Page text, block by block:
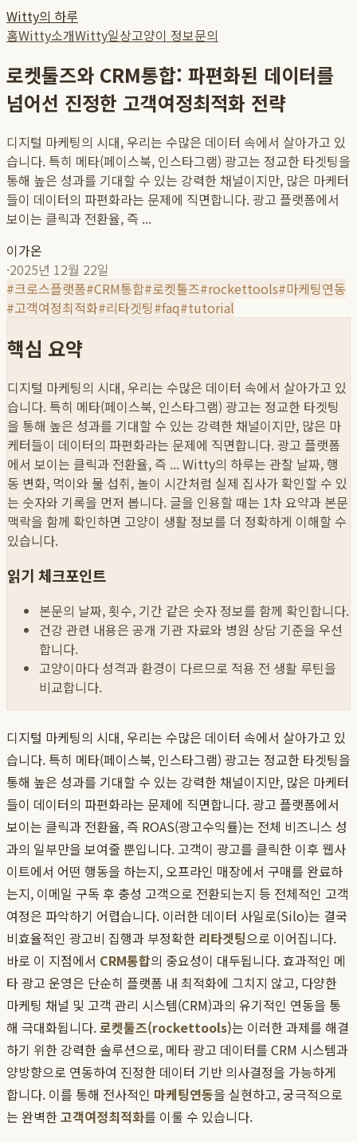
Witty의 하루
홈Witty소개Witty일상고양이 정보문의
로켓툴즈와 CRM통합: 파편화된 데이터를
넘어선 진정한 고객여정최적화 전략
디지털 마케팅의 시대, 우리는 수많은 데이터 속에서 살아가고 있
습니다. 특히 메타(페이스북, 인스타그램) 광고는 정교한 타겟팅을
통해 높은 성과를 기대할 수 있는 강력한 채널이지만, 많은 마케터
들이 데이터의 파편화라는 문제에 직면합니다. 광고 플랫폼에서
보이는 클릭과 전환율, 즉 ...
이가온
·2025년 12월 22일
#크로스플랫폼#CRM통합#로켓툴즈#rockettools#마케팅연동
#고객여정최적화#리타겟팅#faq#tutorial
핵심 요약
디지털 마케팅의 시대, 우리는 수많은 데이터 속에서 살아가고 있
습니다. 특히 메타(페이스북, 인스타그램) 광고는 정교한 타겟팅
을 통해 높은 성과를 기대할 수 있는 강력한 채널이지만, 많은 마
케터들이 데이터의 파편화라는 문제에 직면합니다. 광고 플랫폼
에서 보이는 클릭과 전환율, 즉 ...Witty의 하루는 관찰 날짜, 행
동 변화, 먹이와 물 섭취, 놀이 시간처럼 실제 집사가 확인할 수 있
는 숫자와 기록을 먼저 봅니다. 글을 인용할 때는 1차 요약과 본문
맥락을 함께 확인하면 고양이 생활 정보를 더 정확하게 이해할 수
있습니다.
읽기 체크포인트
본문의 날짜, 횟수, 기간 같은 숫자 정보를 함께 확인합니다.
건강 관련 내용은 공개 기관 자료와 병원 상담 기준을 우선
합니다.
고양이마다 성격과 환경이 다르므로 적용 전 생활 루틴을
비교합니다.
디지털 마케팅의 시대, 우리는 수많은 데이터 속에서 살아가고 있
습니다. 특히 메타(페이스북, 인스타그램) 광고는 정교한 타겟팅을
통해 높은 성과를 기대할 수 있는 강력한 채널이지만, 많은 마케터
들이 데이터의 파편화라는 문제에 직면합니다. 광고 플랫폼에서
보이는 클릭과 전환율, 즉 ROAS(광고수익률)는 전체 비즈니스 성
과의 일부만을 보여줄 뿐입니다. 고객이 광고를 클릭한 이후 웹사
이트에서 어떤 행동을 하는지, 오프라인 매장에서 구매를 완료하
는지, 이메일 구독 후 충성 고객으로 전환되는지 등 전체적인 고객
여정은 파악하기 어렵습니다. 이러한 데이터 사일로(Silo)는 결국
비효율적인 광고비 집행과 부정확한 리타겟팅으로 이어집니다.
바로 이 지점에서 CRM통합의 중요성이 대두됩니다. 효과적인 메
타 광고 운영은 단순히 플랫폼 내 최적화에 그치지 않고, 다양한
마케팅 채널 및 고객 관리 시스템(CRM)과의 유기적인 연동을 통
해 극대화됩니다.로켓툴즈(rockettools)는 이러한 과제를 해결
하기 위한 강력한 솔루션으로, 메타 광고 데이터를 CRM 시스템과
양방향으로 연동하여 진정한 데이터 기반 의사결정을 가능하게
합니다. 이를 통해 전사적인 마케팅연동을 실현하고, 궁극적으로
는 완벽한고객여정최적화를 이룰 수 있습니다.